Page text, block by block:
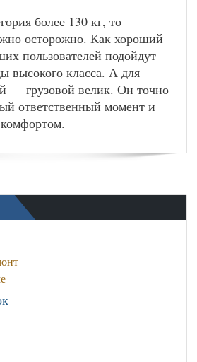
более 130 кг, то
осторожно. Как хороший
пользователей подойдут
высокого класса. А для
— грузовой велик. Он точно
ответственный момент и